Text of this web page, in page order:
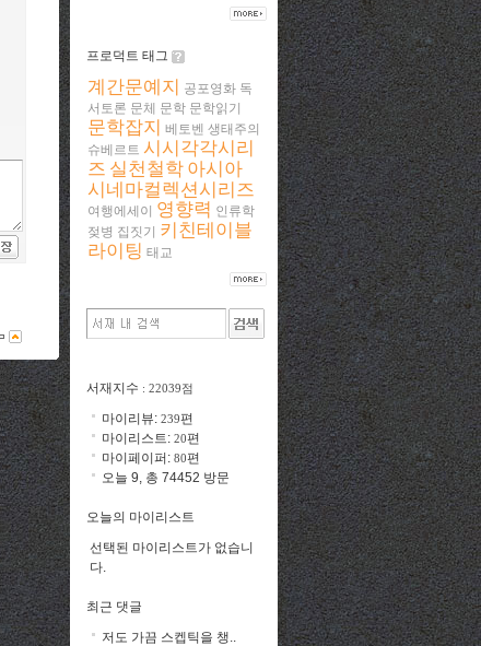
프로덕트 태그
계간문예지 공포영화 독
서토론 문체 문학 문학읽기
문학잡지 베토벤 생태주의
슈베르트 시시각각시리
즈 실천철학 아시아
시네마컬렉션시리즈
여행에세이 영향력 인류학
젖병 집짓기
키친테이블
라이팅 태교
서재지수 : 22039점
마이리뷰: 239편
마이리스트: 20편
마이페이퍼: 80편
오늘 9, 총 74452 방문
오늘의 마이리스트
선택된 마이리스트가 없습니
다.
최근 댓글
저도 가끔 스켑틱을 챙..